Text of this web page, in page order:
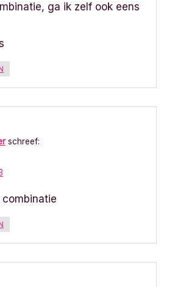
ga ik zelf ook eens
schreef:
combinatie